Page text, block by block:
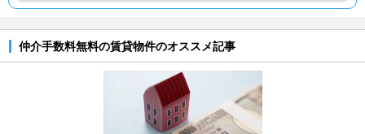
仲介手数料無料の賃貸物件のオススメ記事